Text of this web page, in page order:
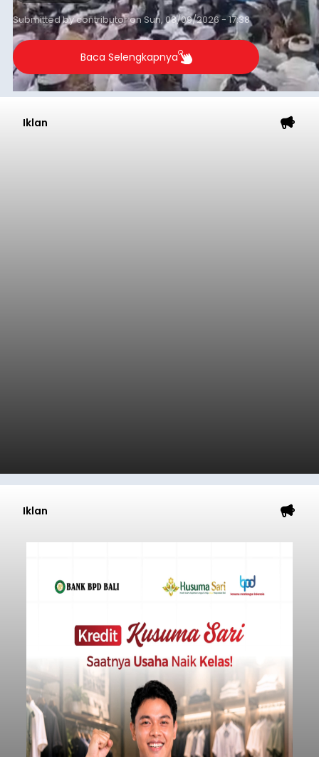
Submitted bycontributoronSun, 08/09/2026 - 17:38
Baca Selengkapnya
Iklan
Iklan